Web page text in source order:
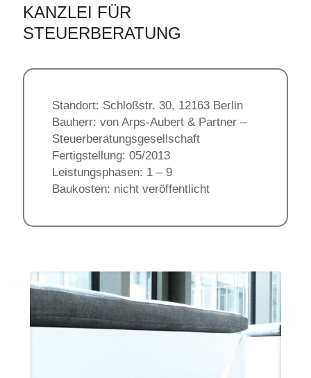
KANZLEI FÜR
STEUERBERATUNG
Standort: Schloßstr. 30, 12163 Berlin
Bauherr: von Arps-Aubert & Partner –
Steuerberatungsgesellschaft
Fertigstellung: 05/2013
Leistungsphasen: 1 – 9
Baukosten: nicht veröffentlicht